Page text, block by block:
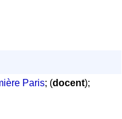
Paris; (docent);